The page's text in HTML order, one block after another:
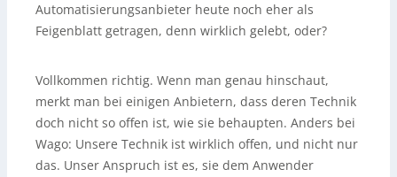
Automatisierungsanbieter heute noch eher als
Feigenblatt getragen, denn wirklich gelebt, oder?
Vollkommen richtig. Wenn man genau hinschaut,
merkt man bei einigen Anbietern, dass deren Technik
doch nicht so offen ist, wie sie behaupten. Anders bei
Wago: Unsere Technik ist wirklich offen, und nicht nur
das. Unser Anspruch ist es, sie dem Anwender